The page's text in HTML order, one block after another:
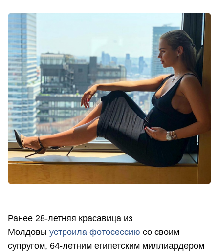
Ранее 28-летняя красавица из
Молдовы устроила фотосессию со своим
супругом, 64-летним египетским миллиардером